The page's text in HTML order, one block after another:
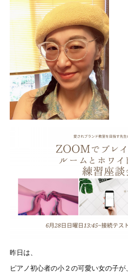
昨日は、
ピアノ初心者の小２の可愛い女の子が、